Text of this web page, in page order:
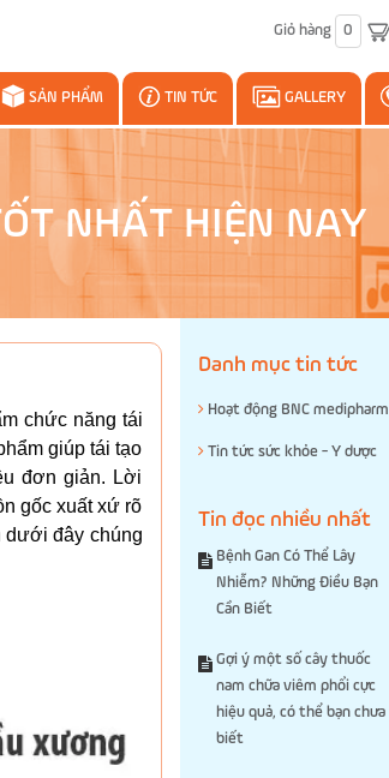
Giỏ hàng 0
SẢN PHẨM TIN TỨC GALLERY
NHẤT HIỆN NAY
chức năng tái
giúp tái tạo
đơn giản. Lời
gốc xuất xứ rõ
dưới đây chúng
Danh mục tin tức
Hoạt động BNC medipharm
Tin tức sức khỏe - Y dược
Tin đọc nhiều nhất
Bệnh Gan Có Thể Lây
Nhiễm? Những Điều Bạn
Cần Biết
Gợi ý một số cây thuốc
nam chữa viêm phổi cực
hiệu quả, có thể bạn chưa
biết